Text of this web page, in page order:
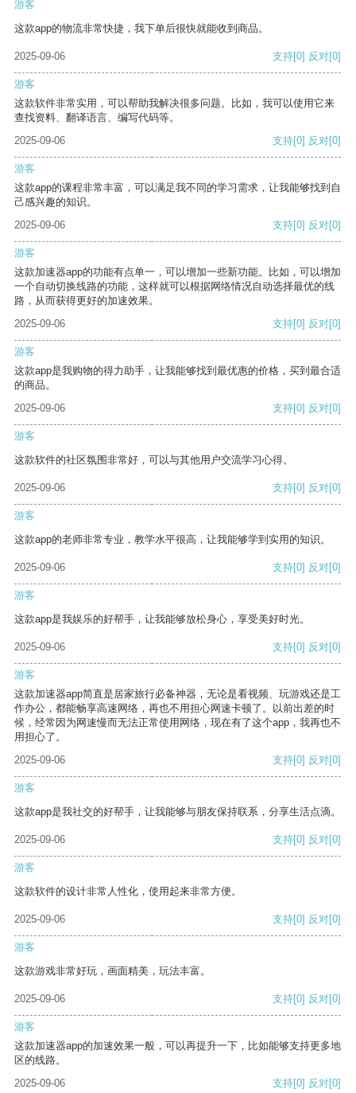
游客
这款app的物流非常快捷，我下单后很快就能收到商品。
2025-09-06 支持[0] 反对[0]
游客
这款软件非常实用，可以帮助我解决很多问题。比如，我可以使用它来
查找资料、翻译语言、编写代码等。
2025-09-06
支持[0] 反对[0]
游客
这款app的课程非常丰富，可以满足我不同的学习需求，让我能够找到自
己感兴趣的知识。
2025-09-06
支持[0] 反对[0]
游客
这款加速器app的功能有点单一，可以增加一些新功能。比如，可以增加
一个自动切换线路的功能，这样就可以根据网络情况自动选择最优的线
路，从而获得更好的加速效果。
2025-09-06
支持[0] 反对[0]
游客
这款app是我购物的得力助手，让我能够找到最优惠的价格，买到最合适
的商品。
2025-09-06
支持[0] 反对[0]
游客
这款软件的社区氛围非常好，可以与其他用户交流学习心得。
2025-09-06 支持[0] 反对[0]
游客
这款app的老师非常专业，教学水平很高，让我能够学到实用的知识。
2025-09-06 支持[0] 反对[0]
游客
这款app是我娱乐的好帮手，让我能够放松身心，享受美好时光。
2025-09-06 支持[0] 反对[0]
游客
这款加速器app简直是居家旅行必备神器，无论是看视频、玩游戏还是工
作办公，都能畅享高速网络，再也不用担心网速卡顿了。以前出差的时
候，经常因为网速慢而无法正常使用网络，现在有了这个app，我再也不
用担心了。
2025-09-06
支持[0] 反对[0]
游客
这款app是我社交的好帮手，让我能够与朋友保持联系，分享生活点滴。
2025-09-06 支持[0] 反对[0]
游客
这款软件的设计非常人性化，使用起来非常方便。
2025-09-06 支持[0] 反对[0]
游客
这款游戏非常好玩，画面精美，玩法丰富。
2025-09-06 支持[0] 反对[0]
游客
这款加速器app的加速效果一般，可以再提升一下，比如能够支持更多地
区的线路。
2025-09-06
支持[0] 反对[0]